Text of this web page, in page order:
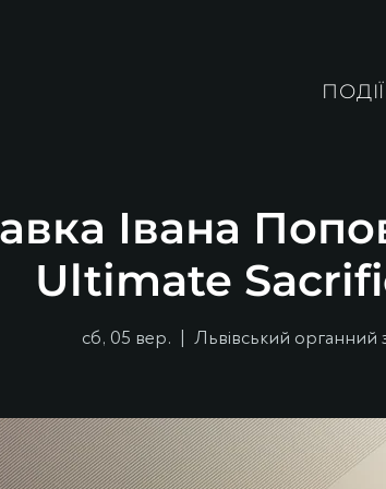
ПОДІЇ
Івана
Ultimate
сб, 05 вер.
  |
Львівський органний